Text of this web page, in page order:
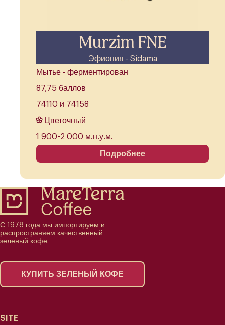
Murzim FNE
Эфиопия - Sidama
Мытье - ферментирован
87,75 баллов
74110 и 74158
Цветочный
1 900-2 000 м.н.у.м.
Подробнее
С 1978 года мы импортируем и
распространяем качественный
зеленый кофе.
КУПИТЬ ЗЕЛЕНЫЙ КОФЕ
SITE